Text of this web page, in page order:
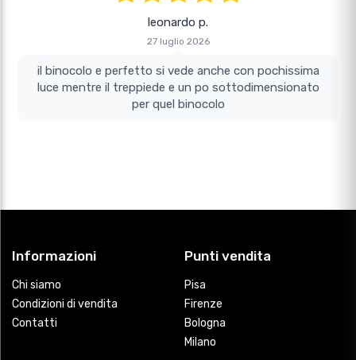
leonardo p.
27 luglio 2026
il binocolo e perfetto si vede anche con pochissima
luce mentre il treppiede e un po sottodimensionato
per quel binocolo
Informazioni
Chi siamo
Condizioni di vendita
Contatti
Punti vendita
Pisa
Firenze
Bologna
Milano